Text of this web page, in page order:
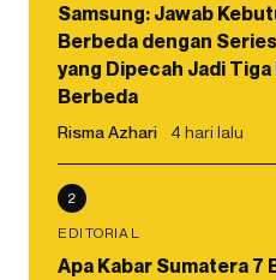
Samsung: Jawab
Berbeda dengan
yang Dipecah Jadi
Berbeda
Risma Azhari 4 hari lalu
2
EDITORIAL
Apa Kabar Sumatera 7